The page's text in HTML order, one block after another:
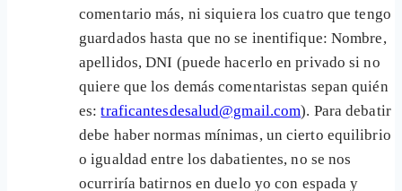
comentario más, ni siquiera los cuatro que tengo
guardados hasta que no se inentifique: Nombre,
apellidos, DNI (puede hacerlo en privado si no
quiere que los demás comentaristas sepan quién
es:traficantesdesalud@gmail.com). Para debatir
debe haber normas mínimas, un cierto equilibrio
o igualdad entre los dabatientes, no se nos
ocurriría batirnos en duelo yo con espada y